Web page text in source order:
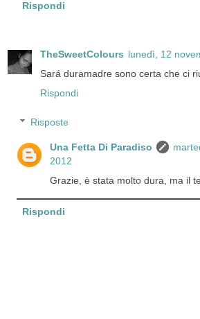
Rispondi
TheSweetColours lunedì, 12
Sará duramadre sono certa che ci
Rispondi
Risposte
Una Fetta Di Paradiso
2012
Grazie, è stata molto dura, ma il
Rispondi